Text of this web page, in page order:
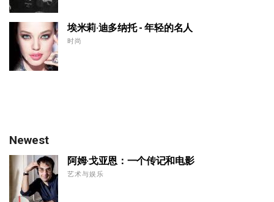
埃米莉·迪多纳托 - 年轻的名人
时尚
Newest
阿姆·戈亚恩：一个传记和电影
艺术与娱乐